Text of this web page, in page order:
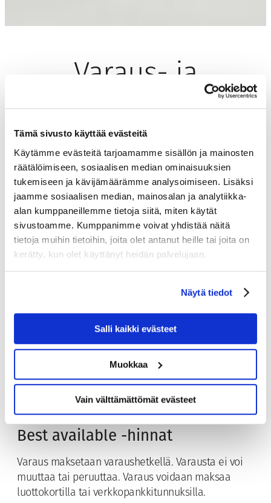
Tämä sivusto käyttää evästeitä
Käytämme evästeitä tarjoamamme sisällön ja mainosten
räätälöimiseen, sosiaalisen median ominaisuuksien
tukemiseen ja kävijämäärämme analysoimiseen. Lisäksi
jaamme sosiaalisen median, mainosalan ja analytiikka-
alan kumppaneillemme tietoja siitä, miten käytät
sivustoamme. Kumppanimme voivat yhdistää näitä
tietoja muihin tietoihin, joita olet antanut heille tai joita on
kerätty, kun olet käyttänyt heidän palvelujaan.
Näytä tiedot
Salli kaikki evästeet
Muokkaa
Vain välttämättömät evästeet
Varaus- ja
peruutusehdot
Nämä ehdot koskevat vain
yksittäisvarauksia
Bookingin ja Expedian kautta varanneiden täytyy
edelleenkin peruutuksien osalta olla yhteydessä
siihen varauskanavaan, jonka kautta varauksensa
ovat tehneet.
niitä käsittelee majoitus- ja ravitsemusasetus.
Suosittelemme asiakkaillemme matkavakuutusta.
hotellien yhteydessä olevat huoneistot noudattavat
palveluiden varaamisessa ja peruuttamisessa
seuraavia ehtoja:
Best available -hinnat
Varaus maksetaan varaushetkellä. Varausta ei voi
muuttaa tai peruuttaa. Varaus voidaan maksaa
luottokortilla tai verkkopankkitunnuksilla.